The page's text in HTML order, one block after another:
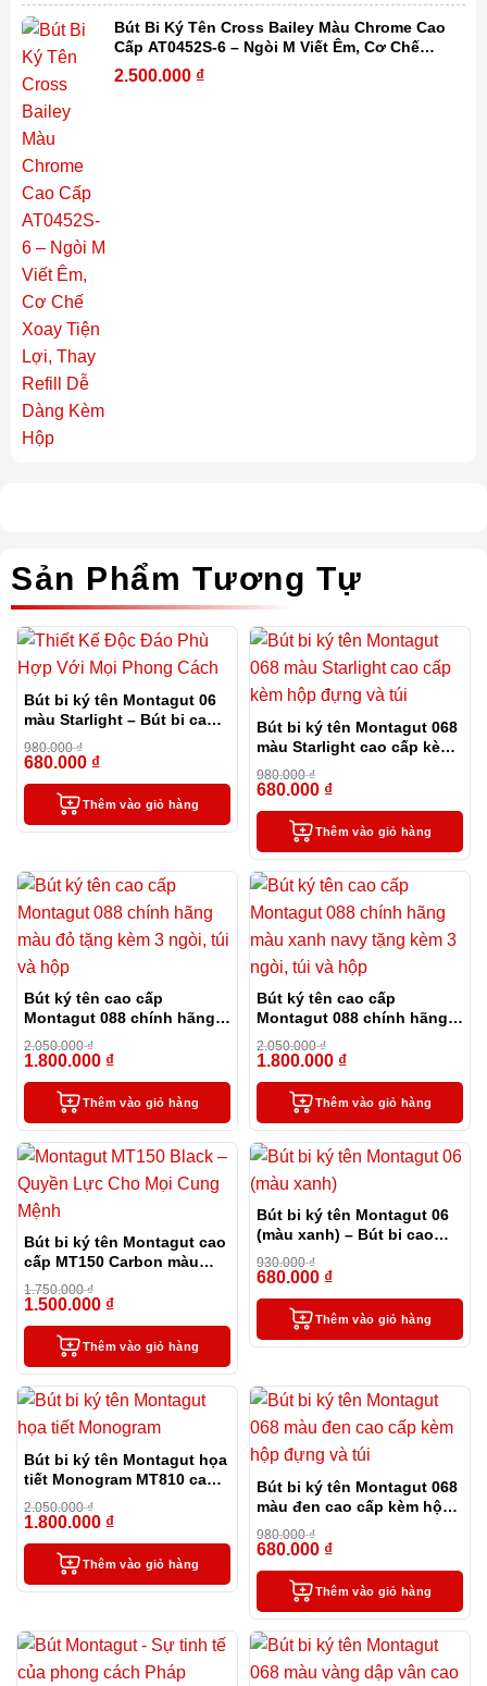
Bút Bi Ký Tên Cross Bailey Màu Chrome Cao
Cấp AT0452S-6 – Ngòi M Viết Êm, Cơ Chế
Xoay Tiện Lợi, Thay Refill Dễ Dàng Kèm Hộp
2.500.000 ₫
Sản Phẩm Tương Tự
Bút bi ký tên Montagut 06
màu Starlight – Bút bi cao
cấp làm quà tặng sếp
980.000₫
680.000 ₫
Thêm vào giỏ hàng
Bút bi ký tên Montagut 068
màu Starlight cao cấp kèm
hộp đựng và túi
980.000₫
680.000 ₫
Thêm vào giỏ hàng
Bút ký tên cao cấp
Montagut 088 chính hãng
màu đỏ tặng kèm 3 ngòi,
túi và hộp
2.050.000₫
1.800.000 ₫
Thêm vào giỏ hàng
Bút ký tên cao cấp
Montagut 088 chính hãng
màu xanh navy tặng kèm 3
ngòi, túi và hộp
2.050.000₫
1.800.000 ₫
Thêm vào giỏ hàng
Bút bi ký tên Montagut cao
cấp MT150 Carbon màu
đen
1.750.000₫
1.500.000 ₫
Thêm vào giỏ hàng
Bút bi ký tên Montagut 06
(màu xanh) – Bút bi cao
cấp làm quà tặng sếp
930.000₫
680.000 ₫
Thêm vào giỏ hàng
Bút bi ký tên Montagut họa
tiết Monogram MT810 cao
cấp (màu đen)
2.050.000₫
1.800.000 ₫
Thêm vào giỏ hàng
Bút bi ký tên Montagut 068
màu đen cao cấp kèm hộp
đựng và túi
980.000₫
680.000 ₫
Thêm vào giỏ hàng